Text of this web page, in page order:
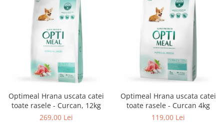
Optimeal Hrana uscata catei
toate rasele - Curcan, 12kg
269,00 Lei
Optimeal Hrana uscata catei
toate rasele - Curcan 4kg
119,00 Lei